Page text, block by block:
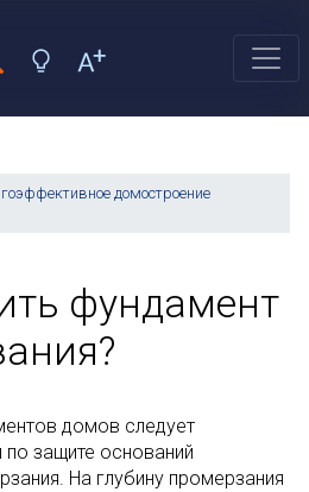
домостроение
фундамент
домов следует
защите оснований
На глубину промерзания